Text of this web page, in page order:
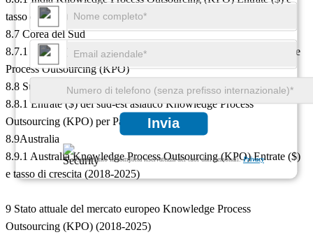
Invia
Garantiamo la completa riservatezza dei tuoi dati personali.Privacy
tasso di crescita (2018-2025)
8.7 Corea del Sud
8.7.1 Entrate ($) e tasso di crescita della Corea del Sud Knowledge
Process Outsourcing (KPO)
8.8 Sud-est asiatico
8.8.1 Entrate ($) del sud-est asiatico Knowledge Process
Outsourcing (KPO) per Paese (2018-2025)
8.9Australia
8.9.1 Australia Knowledge Process Outsourcing (KPO) Entrate ($)
e tasso di crescita (2018-2025)
9 Stato attuale del mercato europeo Knowledge Process
Outsourcing (KPO) (2018-2025)